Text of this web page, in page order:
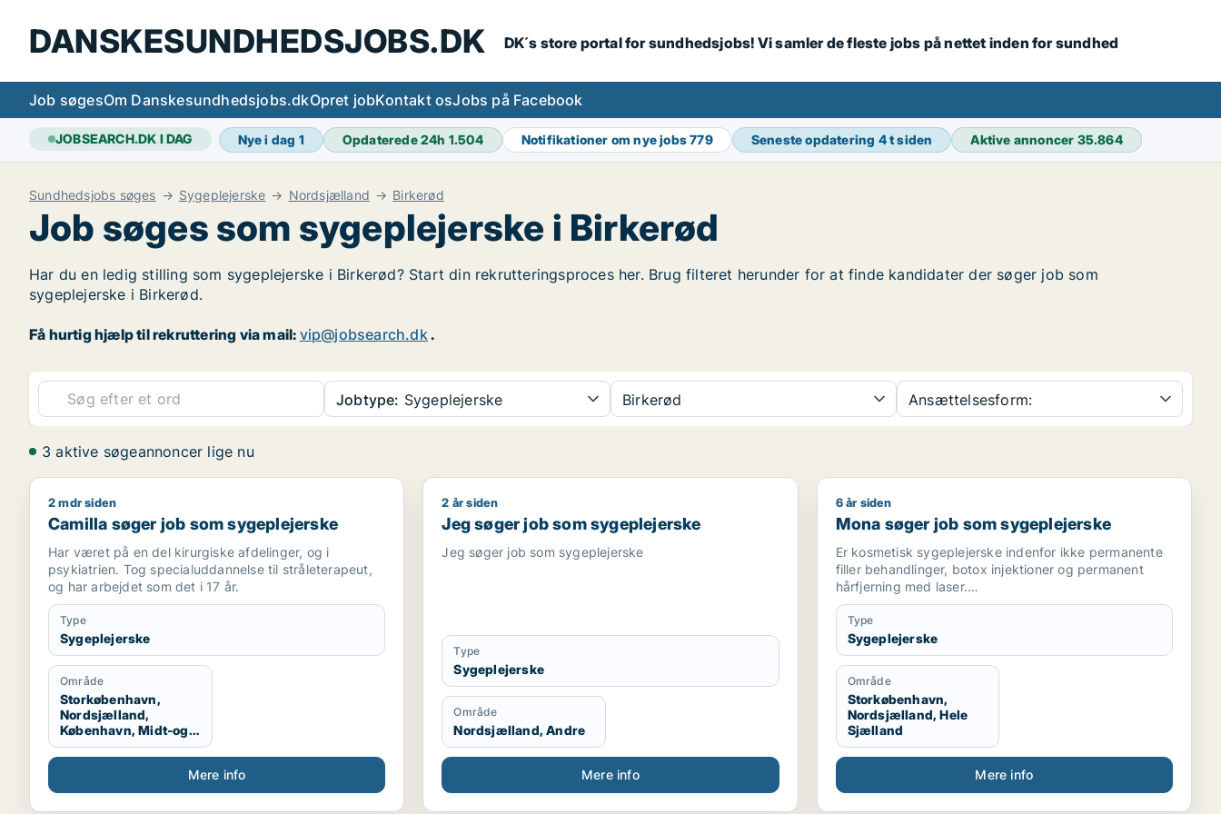
DANSKESUNDHEDSJOBS.DK DK´s store portal for sundhedsjobs! Vi samler de fleste jobs på nettet inden for sundhed
Job søgesOm Danskesundhedsjobs.dkOpret jobKontakt osJobs på Facebook
JOBSEARCH.DK I DAG Nye i dag 1 Opdaterede 24h 1.504 Notifikationer om nye jobs779 Seneste opdatering 4 t siden Aktive annoncer 35.864
Sundhedsjobs søges Sygeplejerske Nordsjælland Birkerød
Job søges som sygeplejerske i Birkerød
Har du en ledig stilling som sygeplejerske i Birkerød? Start din rekrutteringsproces her. Brug filteret herunder for at finde kandidater der søger job som
sygeplejerske i Birkerød.
Få hurtig hjælp til rekruttering via mail: vip@jobsearch.dk.
Jobtype: Sygeplejerske Birkerød Ansættelsesform:
3 aktive søgeannoncer lige nu
Camilla søger job som sygeplejerske
2 mdr siden
Camilla søger job som sygeplejerske
Har været på en del kirurgiske afdelinger, og i
psykiatrien. Tog specialuddannelse til stråleterapeut,
og har arbejdet som det i 17 år.
Type
Sygeplejerske
Område
Storkøbenhavn,
Nordsjælland,
København, Midt-og
Vestsjælland,
Sydsjælland
Mere info
Jeg søger job som sygeplejerske
2 år siden
Jeg søger job som sygeplejerske
Jeg søger job som sygeplejerske
Type
Sygeplejerske
Område
Nordsjælland, Andre
Mere info
Mona søger job som sygeplejerske
6 år siden
Mona søger job som sygeplejerske
Er kosmetisk sygeplejerske indenfor ikke permanente
filler behandlinger, botox injektioner og permanent
hårfjerning med laser.
Ønsker at arbejde indenfor kosmetisk sygepleje og
gerne udvide mine kompetencer.
Har arbejdet indenfor branchen siden juli 2018.
Type
Sygeplejerske
Område
Storkøbenhavn,
Nordsjælland, Hele
Sjælland
Mere info